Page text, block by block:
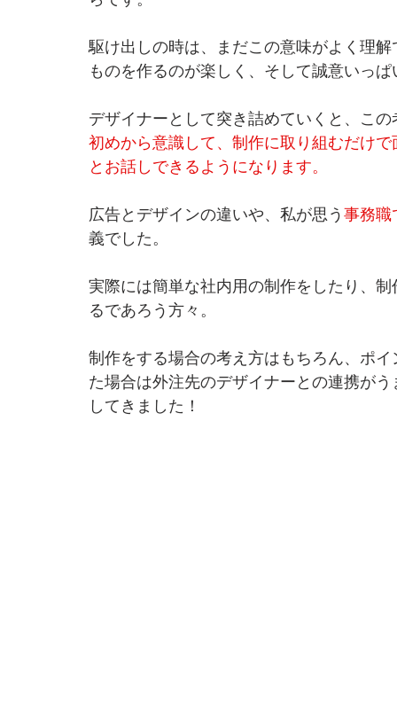
駆け出しの時は、まだこの意味がよく理
ものを作るのが楽しく、そして誠意いっ
デザイナーとして突き詰めていくと、こ
初めから意識して、制作に取り組むだけ
とお話しできるようになります。
広告とデザインの違いや、私が思う 事務職
義でした。
実際には簡単な社内用の制作をしたり、
るであろう方々。
制作をする場合の考え方はもちろん、ポ
た場合は外注先のデザイナーとの連携が
してきました！